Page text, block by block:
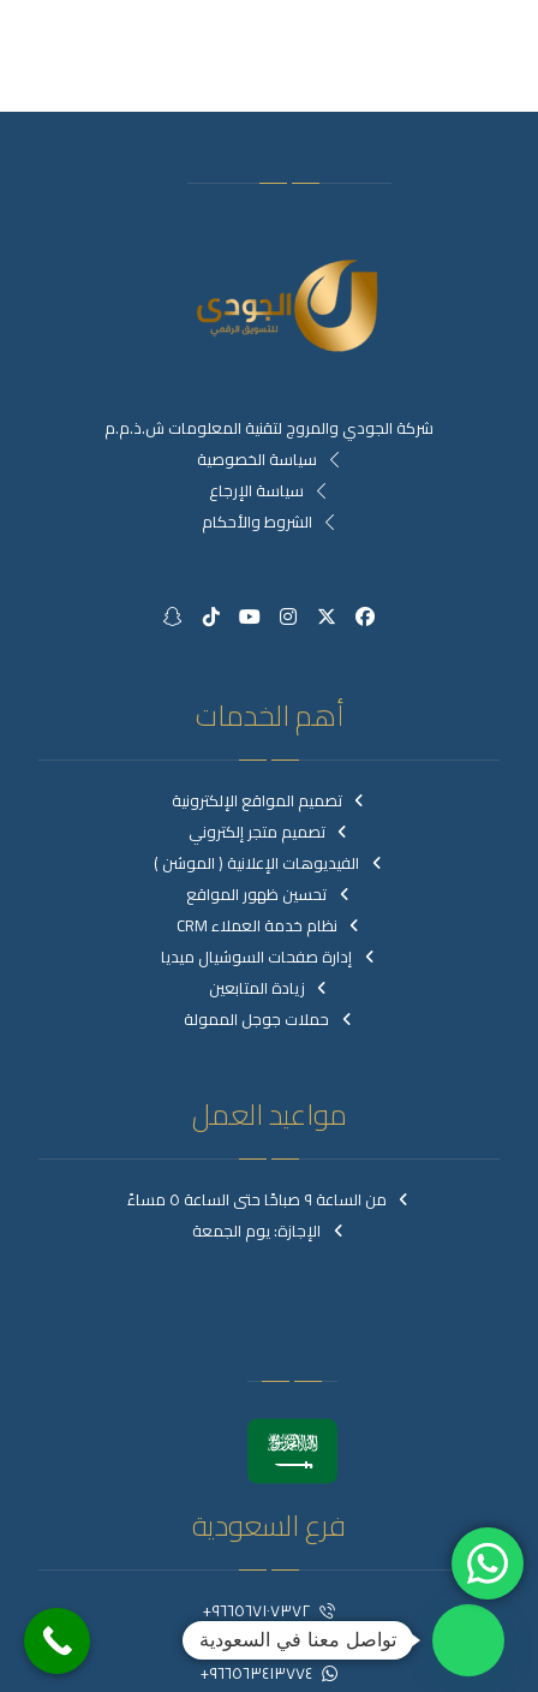
شركة الجودي والمروج لتقنية المعلومات ش.ذ.م.م
سياسة الخصوصية
سياسة الإرجاع
الشروط والأحكام
أهم الخدمات
تصميم المواقع الإلكترونية
تصميم متجر إلكتروني
الفيديوهات الإعلانية ( الموشن )
تحسين ظهور المواقع
نظام خدمة العملاء CRM
إدارة صفحات السوشيال ميديا
زيادة المتابعين
حملات جوجل الممولة
مواعيد العمل
من الساعة ٩ صباحًا حتى الساعة ٥ مساءً
الإجازة: يوم الجمعة
فرع السعودية
٩٦٦٥٦٧١٠٧٣٧٢+
٩٦٦٥٤٩٩٥٧٣٧٢+
٩٦٦٥٦٣٤١٣٧٧٤+
تواصل معنا في السعودية